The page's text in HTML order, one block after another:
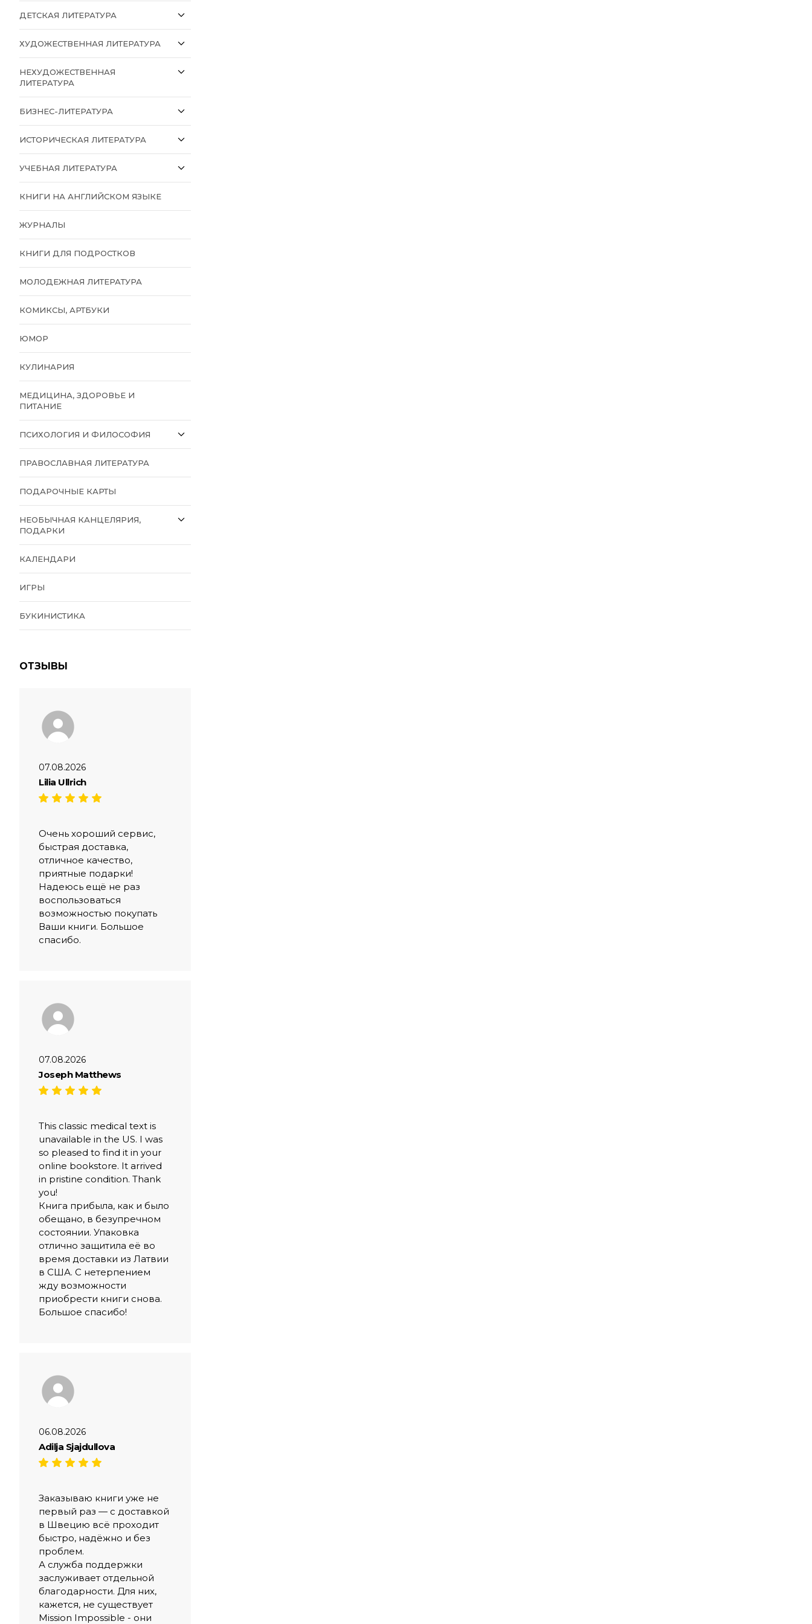
ДЕТСКАЯ ЛИТЕРАТУРА
ХУДОЖЕСТВЕННАЯ ЛИТЕРАТУРА
НЕХУДОЖЕСТВЕННАЯ
ЛИТЕРАТУРА
БИЗНЕС-ЛИТЕРАТУРА
ИСТОРИЧЕСКАЯ ЛИТЕРАТУРА
УЧЕБНАЯ ЛИТЕРАТУРА
КНИГИ НА АНГЛИЙСКОМ ЯЗЫКЕ
ЖУРНАЛЫ
КНИГИ ДЛЯ ПОДРОСТКОВ
МОЛОДЕЖНАЯ ЛИТЕРАТУРА
КОМИКСЫ, АРТБУКИ
ЮМОР
КУЛИНАРИЯ
МЕДИЦИНА, ЗДОРОВЬЕ И
ПИТАНИЕ
ПСИХОЛОГИЯ И ФИЛОСОФИЯ
ПРАВОСЛАВНАЯ ЛИТЕРАТУРА
ПОДАРОЧНЫЕ КАРТЫ
НЕОБЫЧНАЯ КАНЦЕЛЯРИЯ,
ПОДАРКИ
КАЛЕНДАРИ
ИГРЫ
БУКИНИСТИКА
ОТЗЫВЫ
07.08.2026
Lilia Ullrich
Очень хороший сервис,
быстрая доставка,
отличное качество,
приятные подарки!
Надеюсь ещё не раз
воспользоваться
возможностью покупать
Ваши книги. Большое
спасибо.
07.08.2026
Joseph Matthews
This classic medical text is
unavailable in the US. I was
so pleased to find it in your
online bookstore. It arrived
in pristine condition. Thank
you!
Книга прибыла, как и было
обещано, в безупречном
состоянии. Упаковка
отлично защитила её во
время доставки из Латвии
в США. С нетерпением
жду возможности
приобрести книги снова.
Большое спасибо!
06.08.2026
Adilja Sjajdullova
Заказываю книги уже не
первый раз — с доставкой
в Швецию всё проходит
быстро, надёжно и без
проблем.
А служба поддержки
заслуживает отдельной
благодарности. Для них,
кажется, не существует
Mission Impossible - они